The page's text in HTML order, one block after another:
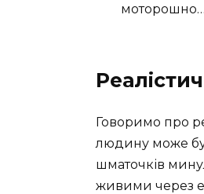
моторошно…
Говоримо про
людину може
шматочків
живими через